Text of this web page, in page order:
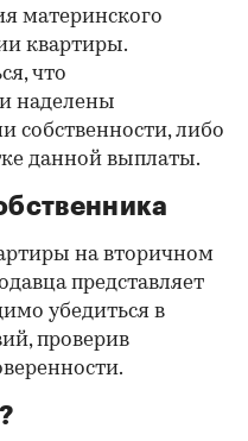
материнского
квартиры.
что
наделены
собственности, либо
данной выплаты.
на вторичном
представляет
убедиться в
проверив